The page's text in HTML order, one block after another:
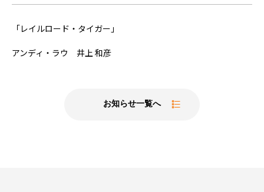
「レイルロード・タイガー」
アンディ・ラウ 井上 和彦
お知らせ一覧へ